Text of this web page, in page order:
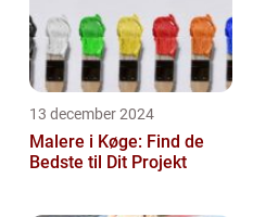
13 december 2024
Malere i Køge: Find de
Bedste til Dit Projekt